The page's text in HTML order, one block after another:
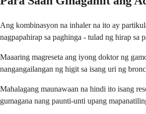
Ang kombinasyon na inhaler na ito ay
nagpapahirap sa paghinga - tulad ng hirap
Maaaring magreseta ang iyong doktor ng
nangangailangan ng higit sa isang uri ng
Mahalagang maunawaan na hindi ito isang
gumagana nang paunti-unti upang